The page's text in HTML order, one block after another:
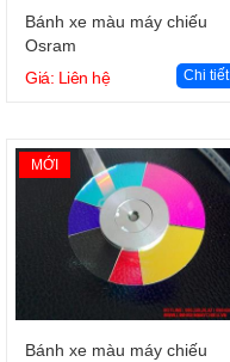
Giỏ hàng
Bánh xe màu máy chiếu
Osram
Giá: Liên hệ
Chi tiết
MỚI
Giỏ hàng
Bánh xe màu máy chiếu